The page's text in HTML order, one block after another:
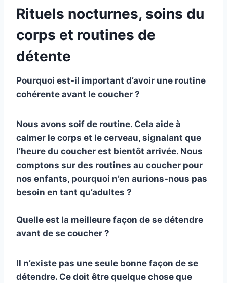
Rituels nocturnes, soins du
corps et routines de
détente
Pourquoi est-il important d’avoir une routine
cohérente avant le coucher ?
Nous avons soif de routine. Cela aide à
calmer le corps et le cerveau, signalant que
l’heure du coucher est bientôt arrivée. Nous
comptons sur des routines au coucher pour
nos enfants, pourquoi n’en aurions-nous pas
besoin en tant qu’adultes ?
Quelle est la meilleure façon de se détendre
avant de se coucher ?
Il n’existe pas une seule bonne façon de se
détendre. Ce doit être quelque chose que